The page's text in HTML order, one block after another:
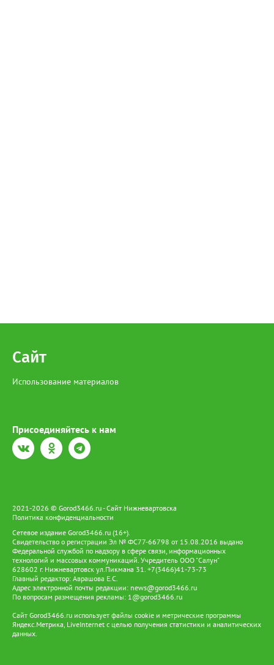
Сайт
Использование материалов
Присоединяйтесь к нам
2021-2026 © Gorod3466.ru - Сайт Нижневартовска
Политика конфиденциальности
Сетевое издание Gorod3466.ru (16+).
Свидетельство о регистрации Эл № ФС77-66798 от 15.08.2016 выдано
Федеральной службой по надзору в сфере связи, информационных
технологий и массовых коммуникаций. Учредитель ООО "Салун"
628602 г. Нижневартовск ул.Пикмана 31. +7(3466)41-73-73
Главный редактор: Аврашова Е.С.
Адрес электронной почты редакции: news@gorod3466.ru
По вопросам размещения рекламы: 1@gorod3466.ru
Сайт Gorod3466.ru использует файлы cookie и метрические программы
Яндекс.Метрика, LiveInternet с целью получения статистики и аналитических
данных.